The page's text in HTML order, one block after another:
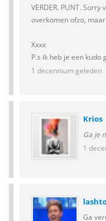
VERDER. PUNT.
overkomen ofzo,
Xxxx
P.s ik heb je een kudo
1 decennium geleden
Krios
Ga je
1
Ga